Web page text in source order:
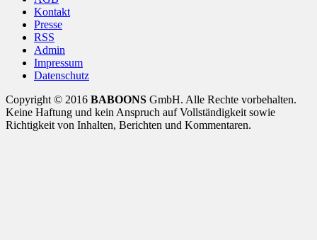
Kontakt
Presse
RSS
Admin
Impressum
Datenschutz
Copyright © 2016 BABOONS GmbH. Alle Rechte vorbehalten.
Keine Haftung und kein Anspruch auf Vollständigkeit sowie
Richtigkeit von Inhalten, Berichten und Kommentaren.